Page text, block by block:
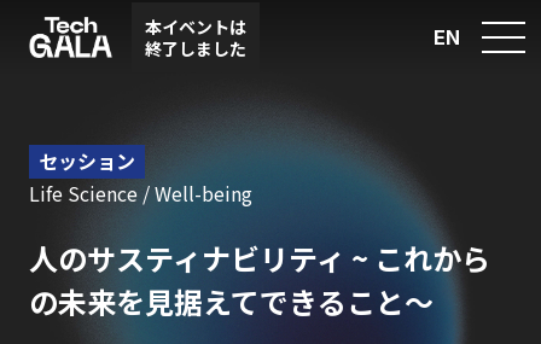
セッション
Life Science / Well-being
人のサスティナビリティ ~ これから
の未来を見据えてできること〜
本イベントは
終了しました
EN